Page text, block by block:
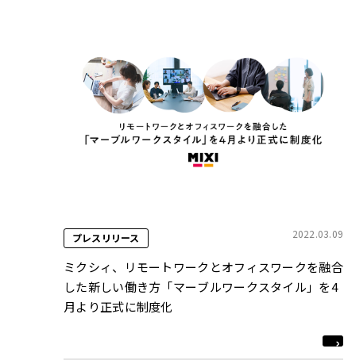
プレスリリース 2022.03.09
ミクシィ、リモートワークとオフィスワークを融合
した新しい働き⽅「マーブルワークスタイル」を4
月より正式に制度化